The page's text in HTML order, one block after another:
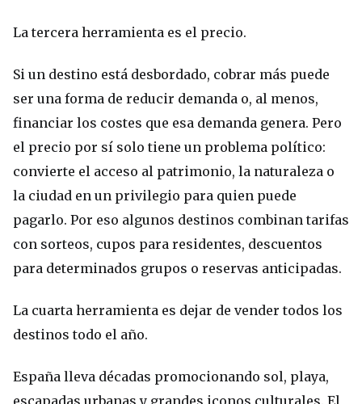
La tercera herramienta es el precio.
Si un destino está desbordado, cobrar más puede
ser una forma de reducir demanda o, al menos,
financiar los costes que esa demanda genera. Pero
el precio por sí solo tiene un problema político:
convierte el acceso al patrimonio, la naturaleza o
la ciudad en un privilegio para quien puede
pagarlo. Por eso algunos destinos combinan tarifas
con sorteos, cupos para residentes, descuentos
para determinados grupos o reservas anticipadas.
La cuarta herramienta es dejar de vender todos los
destinos todo el año.
España lleva décadas promocionando sol, playa,